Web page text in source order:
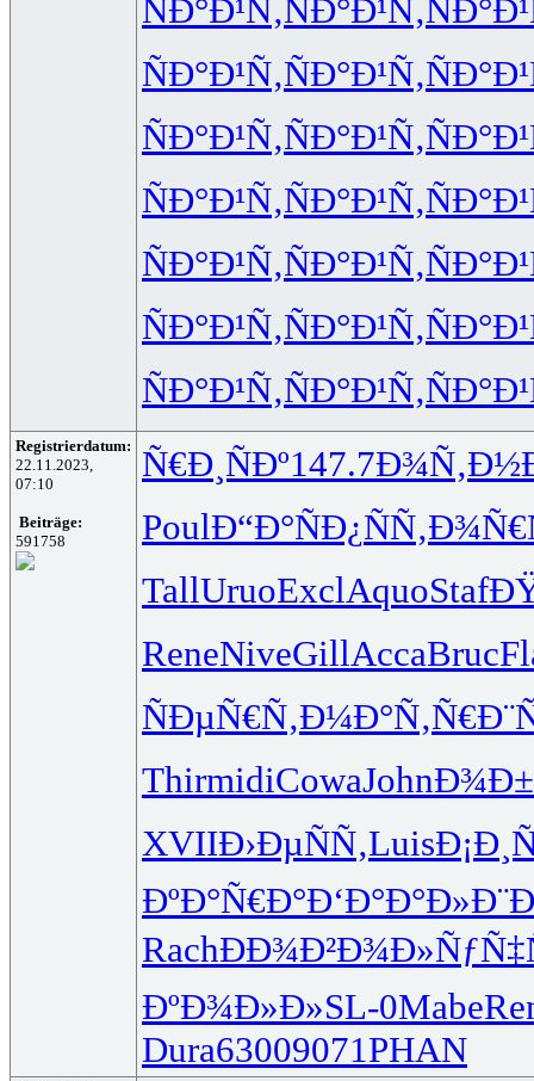
ÑÐ°Ð¹Ñ‚ÑÐ°Ð¹Ñ‚
ÑÐ°Ð¹Ñ‚ÑÐ°Ð¹Ñ‚
ÑÐ°Ð¹Ñ‚ÑÐ°Ð¹Ñ‚
ÑÐ°Ð¹Ñ‚ÑÐ°Ð¹Ñ‚
ÑÐ°Ð¹Ñ‚ÑÐ°Ð¹Ñ‚
ÑÐ°Ð¹Ñ‚ÑÐ°Ð¹Ñ‚
ÑÐ°Ð¹Ñ‚ÑÐ°Ð¹Ñ‚
Registrierdatum:
22.11.2023,
07:10
Beiträge:
591758
Ñ€Ð¸ÑÐº147.7
PoulÐ“Ð°ÑÐ¿ÑÑ‚Ð¾Ñ€
TallUruoExclAquoStaf
ReneNiveGillAccaBruc
ÑÐµÑ€Ñ‚Ð¼Ð°Ñ‚Ñ€
ThirmidiCowaJohn
XVIIÐ›ÐµÑÑ‚Luis
ÐºÐ°Ñ€Ð°Ð‘Ð°Ð°Ð»
RachÐÐ¾Ð²Ð¾
ÐºÐ¾Ð»Ð»SL-0Mabe
Dura63009071PHAN